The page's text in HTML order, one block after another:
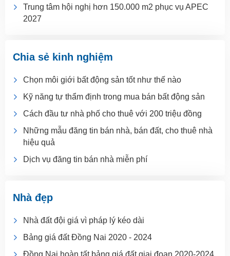
Trung tâm hội nghị hơn 150.000 m2 phục vụ APEC
2027
Chia sẻ kinh nghiệm
Chọn môi giới bất động sản tốt như thế nào
Kỹ năng tự thẩm định trong mua bán bất động sản
Cách đầu tư nhà phố cho thuê với 200 triệu đồng
Những mẫu đăng tin bán nhà, bán đất, cho thuê nhà
hiệu quả
Dịch vụ đăng tin bán nhà miễn phí
Nhà đẹp
Nhà đất đội giá vì pháp lý kéo dài
Bảng giá đất Đồng Nai 2020 - 2024